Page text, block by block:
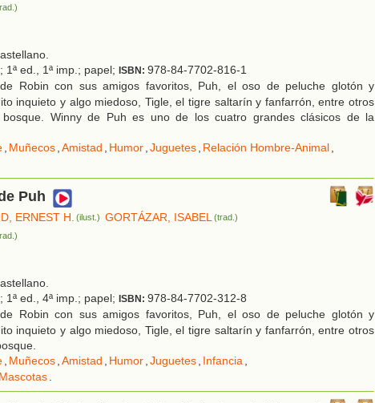
ed., 1ª imp.; papel; ISBN: 978-84-7702-816-1
Robin con sus amigos favoritos, Puh, el oso de peluche glotón y
inquieto y algo miedoso, Tigle, el tigre saltarín y fanfarrón, entre otros
bosque. Winny de Puh es uno de los cuatro grandes clásicos de la
, Muñecos,Amistad , Humor,Juguetes, Relación Hombre-Animal,
Puh
ERNEST H. (ilust.) GORTÁZAR, ISABEL (trad.)
ed., 4ª imp.; papel; ISBN: 978-84-7702-312-8
Robin con sus amigos favoritos, Puh, el oso de peluche glotón y
inquieto y algo miedoso, Tigle, el tigre saltarín y fanfarrón, entre otros
, Muñecos,Amistad , Humor,Juguetes, Infancia,
Mascotas.